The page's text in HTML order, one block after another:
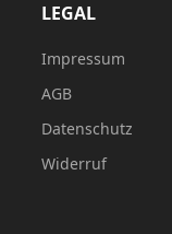
LEGAL
Impressum
AGB
Datenschutz
Widerruf